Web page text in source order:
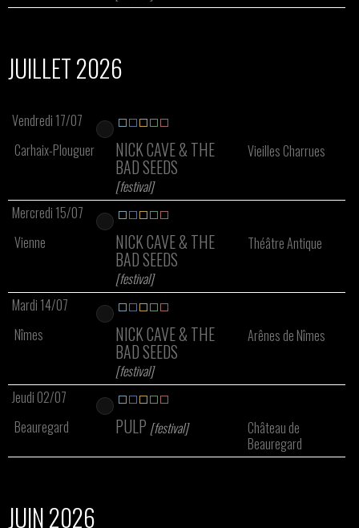
JUILLET 2026
Vendredi 17/07
Carhaix-Plouguer
NICK CAVE & THE
BAD SEEDS
[festival]
Vieilles Charrues
Mercredi 15/07
Vienne
NICK CAVE & THE
BAD SEEDS
[festival]
Théâtre Antique
Mardi 14/07
Nîmes
NICK CAVE & THE
BAD SEEDS
[festival]
Arênes de Nîmes
Jeudi 02/07
Beauregard
PULP [festival]
Château de
Beauregard
JUIN 2026